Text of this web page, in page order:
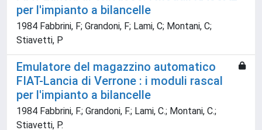
per l'impianto a bilancelle
1984 Fabbrini, F; Grandoni, F; Lami, C; Montani, C;
Stiavetti, P
Emulatore del magazzino automatico
FIAT-Lancia di Verrone : i moduli rascal
per l'impianto a bilancelle
1984 Fabbrini, F.; Grandoni, F.; Lami, C.; Montani, C.;
Stiavetti, P.